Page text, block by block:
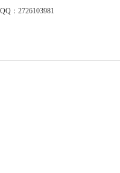
QQ：2726103981